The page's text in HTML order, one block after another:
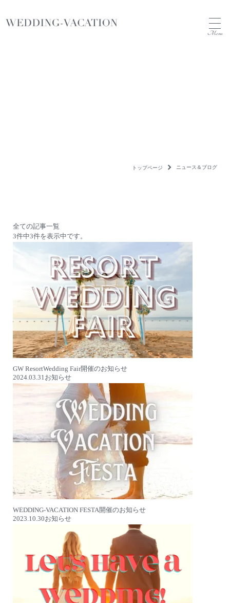
Menu
トップページ ニュース＆ブログ
全ての記事一覧
3件中3件を表示中です。
GW ResortWedding Fair開催のお知らせ
2024.03.31お知らせ
WEDDING-VACATION FESTA開催のお知らせ
2023.10.30お知らせ